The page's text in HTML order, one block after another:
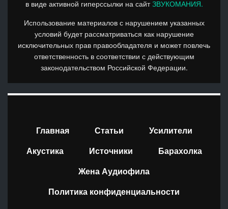
в виде активной гиперссылки на сайтЗВУКОМАНИЯ.
Использование материалов с нарушением указанных
условий будет рассматриваться как нарушение
исключительных прав правообладателя и может повлечь
ответственность в соответствии с действующим
законодательством Российской Федерации.
Главная Статьи
Усилители
Акустика
Источники
Барахолка
Жена Аудиофила
Политика конфиденциальности